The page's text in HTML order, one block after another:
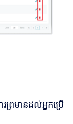
រមានដល់អ្នកប្រើ